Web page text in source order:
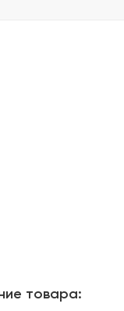
товара: